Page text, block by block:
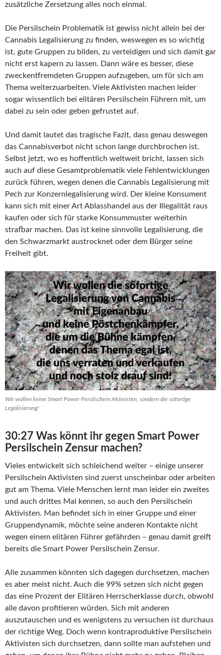
zusätzliche Zersetzung alles noch einmal.
Die Persilschein Problematik ist gewiss nicht allein bei der
Cannabis Legalisierung zu finden, weswegen es so wichtig
ist, gute Gruppen zu bilden, zu verteidigen und sich damit gar
nicht erst kapern zu lassen. Dann wäre es besser, diese
zweckentfremdeten Gruppen aufzugeben, um für sich am
Thema weiterzuarbeiten. Viele Aktivisten machen leider
sogar wissentlich bei elitären Persilschein Führern mit, um
dabei zu sein oder geben gefrustet auf.
Und damit lautet das tragische Fazit, dass genau deswegen
das Cannabisverbot nicht schon lange durchbrochen ist.
Selbst jetzt, wo es hoffentlich weltweit bricht, lassen sich
auch auf diese Gesamtproblematik viele Fehlentwicklungen
zurück führen, wegen denen die Cannabis Legalisierung mit
Pech zur Konzernlegalisierung wird. Der kleine Konsument
kann sich mit einer Art Ablasshandel aus der Illegalität raus
kaufen oder sich für starke Konsummuster weiterhin
strafbar machen. Das ist keine sinnvolle Legalisierung, die
den Schwarzmarkt austrocknet oder dem Bürger seine
Freiheit gibt.
Wir wollen keine Smart Power Persilschein Aktivisten, sondern die sofortige
Legalisierung!
30:27 Was könnt ihr gegen Smart Power
Persilschein Zensur machen?
Vieles entwickelt sich schleichend weiter – einige unserer
Persilschein Aktivisten sind zuerst unscheinbar oder arbeiten
gut am Thema. Viele Menschen lernt man leider ein zweites
und auch drittes Mal kennen, so auch den Persilschein
Aktivisten. Man befindet sich in einer Gruppe und einer
Gruppendynamik, möchte seine anderen Kontakte nicht
wegen einem elitären Führer gefährden – genau damit greift
bereits die Smart Power Persilschein Zensur.
Alle zusammen könnten sich dagegen durchsetzen, machen
es aber meist nicht. Auch die 99% setzen sich nicht gegen
das eine Prozent der Elitären Herrscherklasse durch, obwohl
alle davon profitieren würden. Sich mit anderen
auszutauschen und es wenigstens zu versuchen ist durchaus
der richtige Weg. Doch wenn kontraproduktive Persilschein
Aktivisten sich durchsetzen, dann sollte man aufstehen und